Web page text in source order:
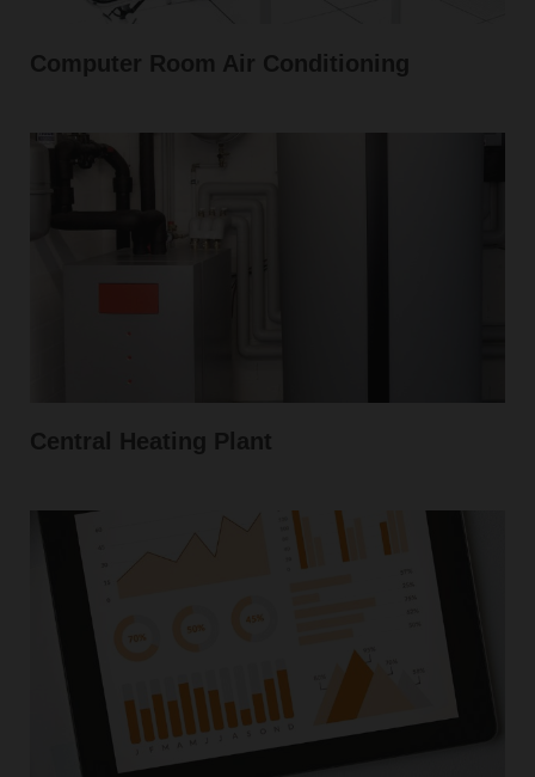
Computer Room Air Conditioning
Central Heating Plant